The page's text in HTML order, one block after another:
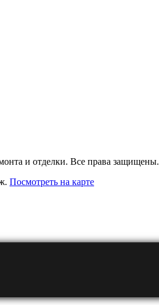
и отделки. Все права защищены.
Посмотреть на карте